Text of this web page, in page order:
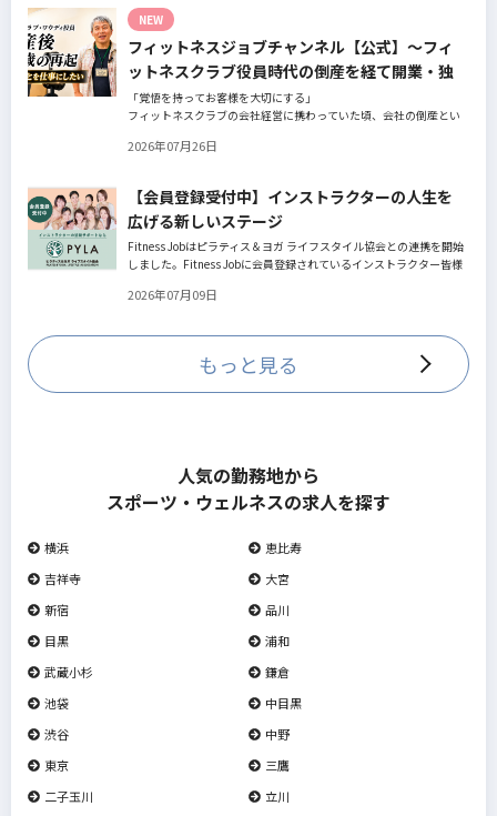
さん。選ばれるインストラクターになるために若松さんが取られた
行動とは？
NEW
フィットネスジョブチャンネル【公式】～フィ
ットネスクラブ役員時代の倒産を経て開業・独
立～
「覚悟を持ってお客様を大切にする」
フィットネスクラブの会社経営に携わっていた頃、会社の倒産とい
たパーソナルジム「ファントレイン」代表近藤健祐さんにインタビ
フィットネスクラブのキャンペーンや違約金制度はお客様を大切に
する仕組みだろうか！？資金が底をつく恐怖と闘いながらもお客様
との絆を築き上げた秘訣とは？
2026年07月26日
【会員登録受付中】インストラクターの人生を
広げる新しいステージ
Fitness Jobはピラティス＆ヨガ ライフスタイル協会との連携を開始
しました。Fitness Jobに会員登録されているインストラクター皆様
していきます。
2026年07月09日
もっと見る
人気の勤務地から
スポーツ・ウェルネスの求人を探す
横浜
恵比寿
吉祥寺
大宮
新宿
品川
目黒
浦和
武蔵小杉
鎌倉
池袋
中目黒
渋谷
中野
東京
三鷹
二子玉川
立川